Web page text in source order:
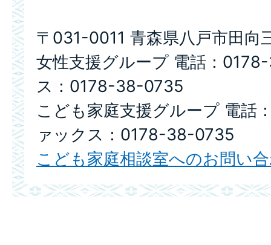
〒031-0011 青森県八戸市田向
女性支援グループ 電話：
ス：0178-38-0735
こども家庭支援グループ 電
ァックス：0178-38-0735
こども家庭相談室へのお問い